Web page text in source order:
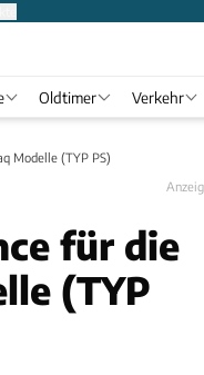
Oldtimer Verkehr
Modelle (TYP PS)
für die
(TYP